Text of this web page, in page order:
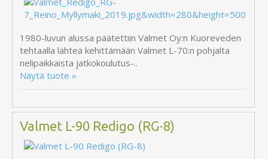
1980-luvun alussa päätettiin Valmet Oy:n Kuoreveden
tehtaalla lähteä kehittämään Valmet L-70:n pohjalta
nelipaikkaista jatkokoulutus-..
Näytä tuote »
Valmet L-90 Redigo (RG-8)